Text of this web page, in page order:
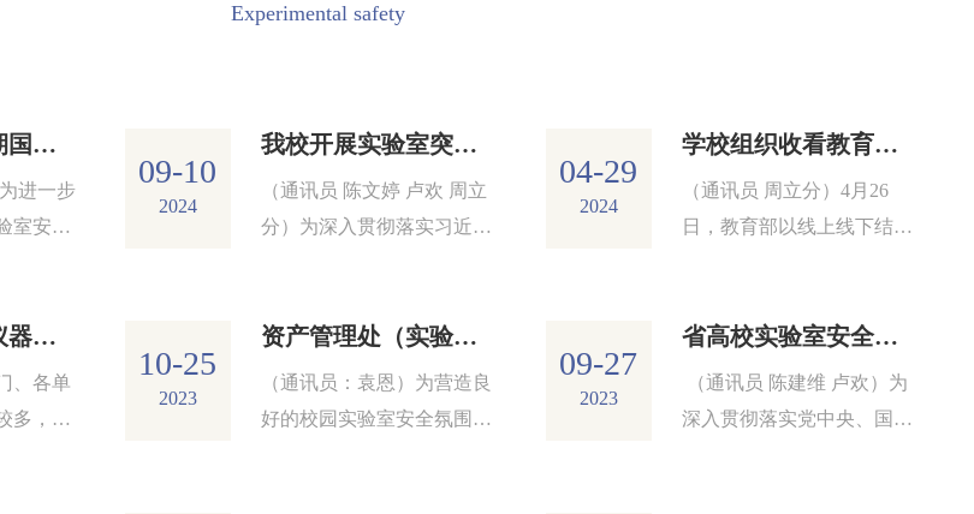
Experimental safety
我校举办第23期国实笃行大讲堂 ...
进一步
室安全
09-10
2024
我校开展实验室突发事件安全应...
（通讯员 陈文婷 卢欢 周立
分）为深入贯彻落实习近平
04-29
2024
学校组织收看教育部2024年高校...
（通讯员 周立分）4月26
日，教育部以线上线下结合
雷雨天气大型仪器安全操作的温...
、各单
多，空
10-25
2023
资产管理处（实验服务中心）组...
（通讯员：袁恩）为营造良
好的校园实验室安全氛围，
09-27
2023
省高校实验室安全检查专家组一...
（通讯员 陈建维 卢欢）为
深入贯彻落实党中央、国务